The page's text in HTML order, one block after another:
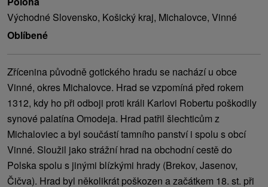
Východné Slovensko, Košický kraj, Michalovce, Vinné
Oblíbené
Zřícenina původně gotického hradu se nachází u obce
Vinné, okres Michalovce. Hrad se vzpomíná před rokem
1312, kdy ho při odboji proti králi Karlovi Robertu poškodily
synové palatína Omodeja. Hrad patřil šlechticům z
Michaloviec a byl součástí tamního panství i spolu s obcí
Vinné. Sloužil jako strážní hrad na obchodní cestě do
Polska spolu s jinými blízkými hrady (Brekov, Jasenov,
Čičva). Hrad byl několikrát poškozen a začátkem 18. st. při